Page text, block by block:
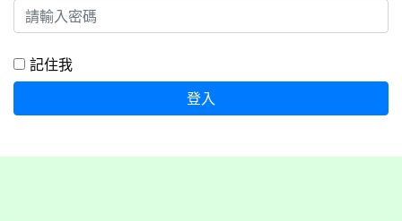
記住我
登入